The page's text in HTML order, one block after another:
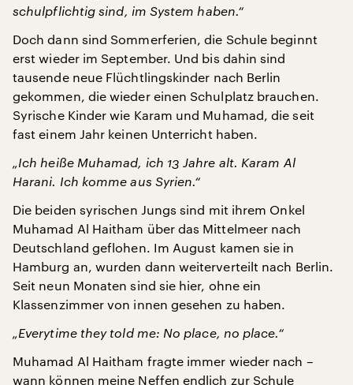
schulpflichtig sind, im System haben.“
Doch dann sind Sommerferien, die Schule beginnt
erst wieder im September. Und bis dahin sind
tausende neue Flüchtlingskinder nach Berlin
gekommen, die wieder einen Schulplatz brauchen.
Syrische Kinder wie Karam und Muhamad, die seit
fast einem Jahr keinen Unterricht haben.
„Ich heiße Muhamad, ich 13 Jahre alt. Karam Al
Harani. Ich komme aus Syrien.“
Die beiden syrischen Jungs sind mit ihrem Onkel
Muhamad Al Haitham über das Mittelmeer nach
Deutschland geflohen. Im August kamen sie in
Hamburg an, wurden dann weiterverteilt nach Berlin.
Seit neun Monaten sind sie hier, ohne ein
Klassenzimmer von innen gesehen zu haben.
„Everytime they told me: No place, no place.“
Muhamad Al Haitham fragte immer wieder nach –
wann können meine Neffen endlich zur Schule